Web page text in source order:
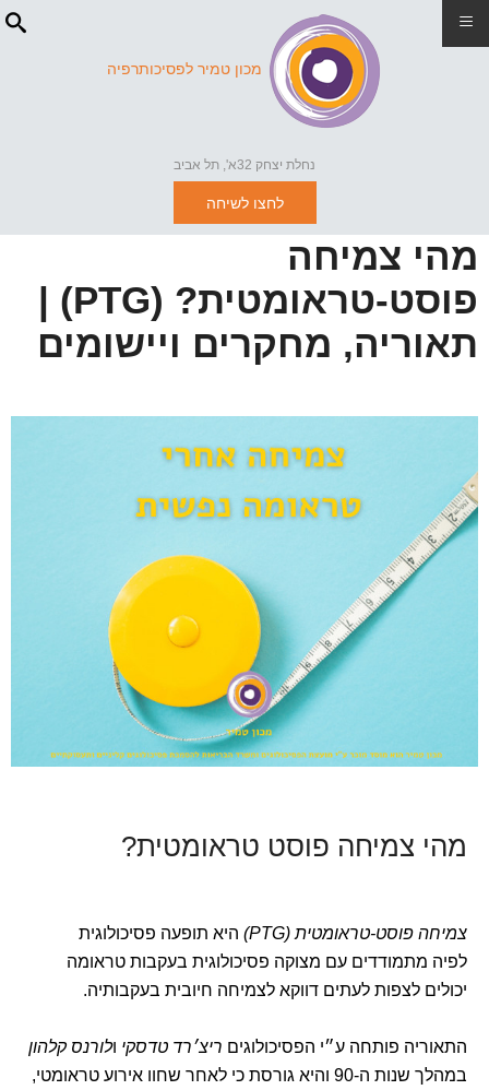
מכון טמיר לפסיכותרפיה
נחלת יצחק 32א', תל אביב
לחצו לשיחה
מהי צמיחה
פוסט-טראומטית? (PTG) |
תאוריה, מחקרים ויישומים
מהי צמיחה פוסט טראומטית?
צמיחה פוסט-טראומטית (PTG)
היא תופעה פסיכולוגית
לפיה מתמודדים עם מצוקה פסיכולוגית בעקבות טראומה
יכולים לצפות לעתים דווקא לצמיחה חיובית בעקבותיה.
התאוריה פותחה ע״י הפסיכולוגים ריצ׳רד טדסקי ולורנס קלהון
במהלך שנות ה-90 והיא גורסת כי לאחר שחוו אירוע טראומטי,
≡